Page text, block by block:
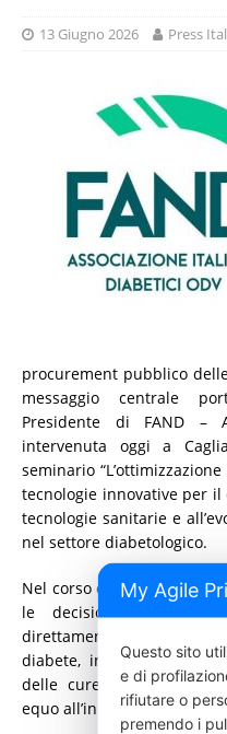
13 Giugno 2026 Press
procurement pubblico
messaggio centrale
Presidente di FAND –
intervenuta oggi a
seminario
tecnologie innovative per il
tecnologie sanitarie e
nel settore diabetologico.
Nel corso del suo
le decisioni assunte
direttamente sulla
diabete, influenzando
delle cure, la
equo all’innovazione
My Agile
Questo sito
e di
rifiutare o
premendo i